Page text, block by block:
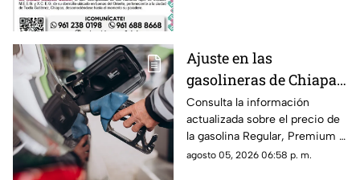
Ajuste en las
gasolineras de Chiapas:
Precio de la Magna,
Premium y Diésel este
jueves 6 de agosto
Consulta la información
actualizada sobre el precio de
la gasolina Regular, Premium y
Diésel en las estaciones de
agosto 05, 2026 06:58 p. m.